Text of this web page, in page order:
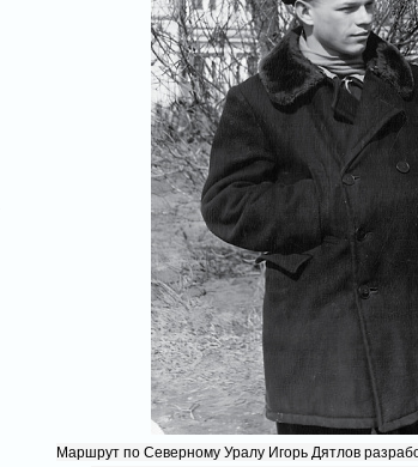
Маршрут по Северному Уралу Игорь Дятлов